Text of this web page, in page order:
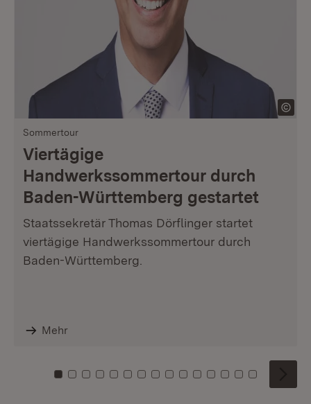
Sommertour
Viertägige
Handwerkssommertour durch
Baden-Württemberg gestartet
Staatssekretär Thomas Dörflinger startet
viertägige Handwerkssommertour durch
Baden-Württemberg.
Mehr
Zu Kachel: 0
Zu Kachel: 1
Zu Kachel: 2
Zu Kachel: 3
Zu Kachel: 4
Zu Kachel: 5
Zu Kachel: 6
Zu Kachel: 7
Zu Kachel: 8
Zu Kachel: 9
Zu Kachel: 10
Zu Kachel: 11
Zu Kachel: 12
Zu Kachel:
Zu